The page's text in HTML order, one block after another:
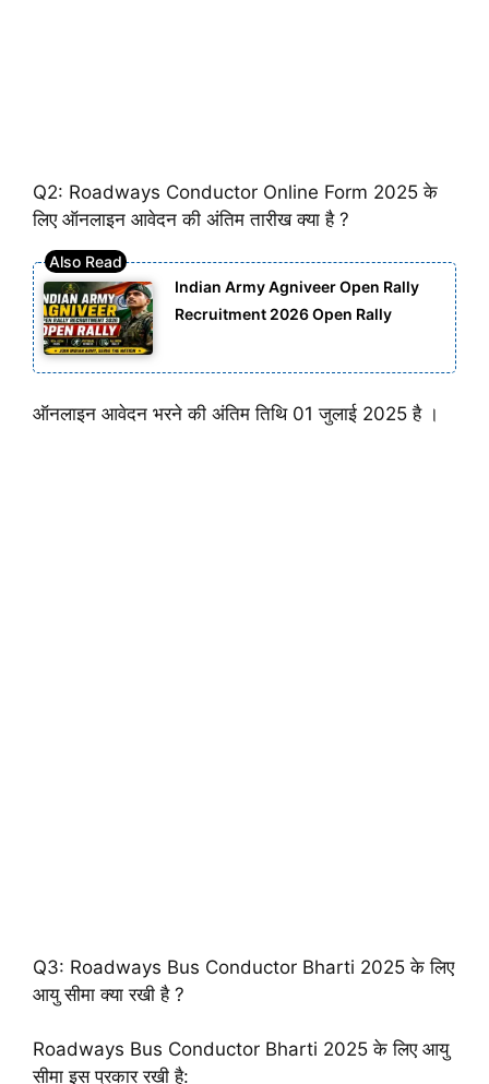
Q2: Roadways Conductor Online Form 2025 के
लिए ऑनलाइन आवेदन की अंतिम तारीख क्या है ?
Indian Army Agniveer Open Rally
Recruitment 2026 Open Rally
ऑनलाइन आवेदन भरने की अंतिम तिथि 01 जुलाई 2025 है ।
Q3: Roadways Bus Conductor Bharti 2025 के लिए
आयु सीमा क्या रखी है ?
Roadways Bus Conductor Bharti 2025 के लिए आयु
सीमा इस प्रकार रखी है: